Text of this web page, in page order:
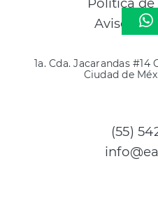
Aviso de
1a. Cda. Jacarandas #14
Ciudad de
(55)